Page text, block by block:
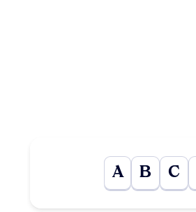
A B C